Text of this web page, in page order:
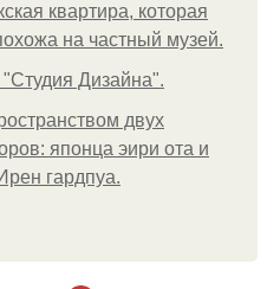
квартира, которая
на частный музей.
"Студия Дизайна".
двух
японца эири ота и
гардпуа.